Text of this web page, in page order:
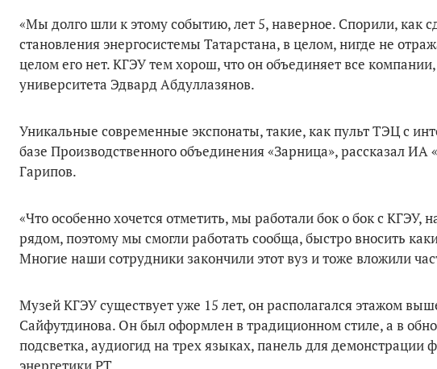
«Мы долго шли к этому событию, лет 5, наверное. Спорили, как
становления энергосистемы Татарстана, в целом, нигде не
целом его нет. КГЭУ тем хорош, что он объединяет все
университета Эдвард Абдуллазянов.
Уникальные современные экспонаты, такие, как пульт ТЭЦ с
базе Производственного объединения «Зарница», рассказал
Гарипов.
«Что особенно хочется отметить, мы работали бок о бок с
рядом, поэтому мы смогли работать сообща, быстро вносить
Многие наши сотрудники закончили этот вуз и тоже вложили
Музей КГЭУ существует уже 15 лет, он располагался этажом
Сайфутдинова. Он был оформлен в традиционном стиле, а в
подсветка, аудиогид на трех языках, панель для